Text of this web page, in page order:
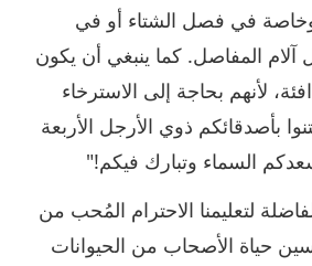
وخاصة في فصل الشتاء أو في
آلام المفاصل. كما ينبغي أن يكون
لأنهم بحاجة إلى الاسترخاء
بأصدقائكم ذوي الأرجل الأربعة
السماء وتبارك فيكم!"
لتعليمنا الاحترام المُحب من
حياة الأصحاب من الحيوانات